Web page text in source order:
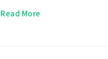
Read More